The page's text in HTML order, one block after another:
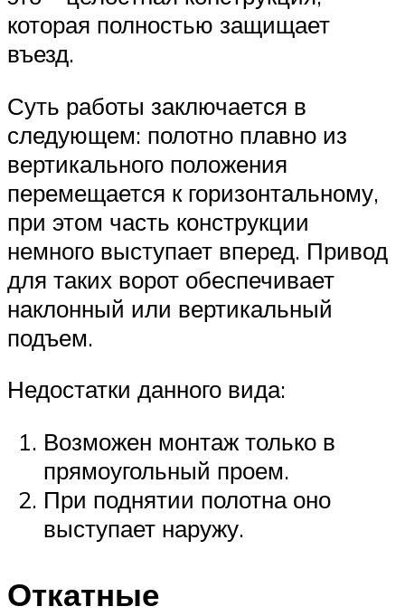
которая полностью защищает
въезд.
Суть работы заключается в
следующем: полотно плавно из
вертикального положения
перемещается к горизонтальному,
при этом часть конструкции
немного выступает вперед. Привод
для таких ворот обеспечивает
наклонный или вертикальный
подъем.
Недостатки данного вида:
Возможен монтаж только в
прямоугольный проем.
При поднятии полотна оно
выступает наружу.
Откатные